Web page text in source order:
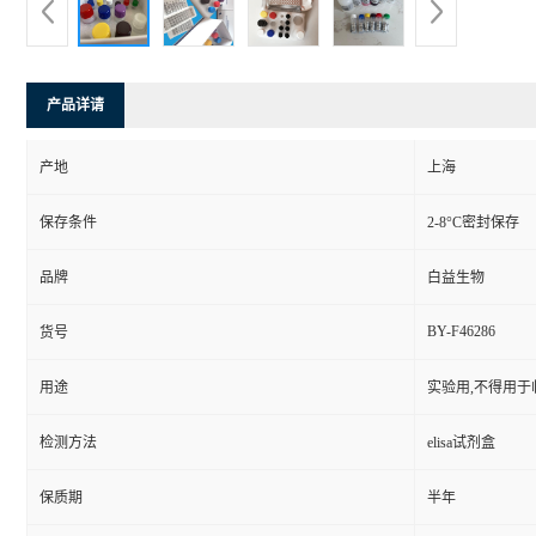
产品详请
产地 上海
保存条件 2-8°C密封保存
品牌 白益生物
货号 BY-F46286
用途 实验用,不得用于
检测方法 elisa试剂盒
保质期 半年